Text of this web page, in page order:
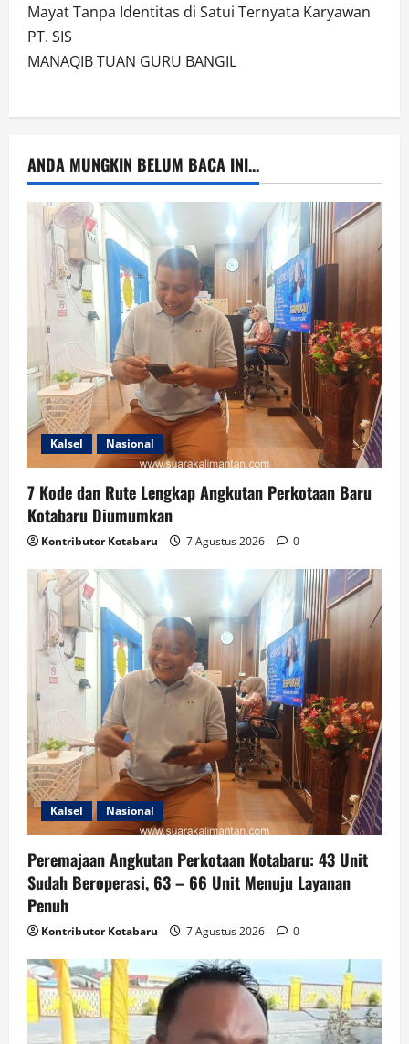
Mayat Tanpa Identitas di Satui Ternyata Karyawan
PT. SIS
MANAQIB TUAN GURU BANGIL
ANDA MUNGKIN BELUM BACA INI...
Kalsel Nasional
7 Kode dan Rute Lengkap Angkutan Perkotaan Baru
Kotabaru Diumumkan
Kontributor Kotabaru 7 Agustus 2026 0
Kalsel Nasional
Peremajaan Angkutan Perkotaan Kotabaru: 43 Unit
Sudah Beroperasi, 63 – 66 Unit Menuju Layanan
Penuh
Kontributor Kotabaru 7 Agustus 2026 0